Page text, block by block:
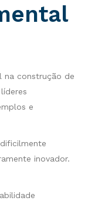
na construção de
e
inovador.